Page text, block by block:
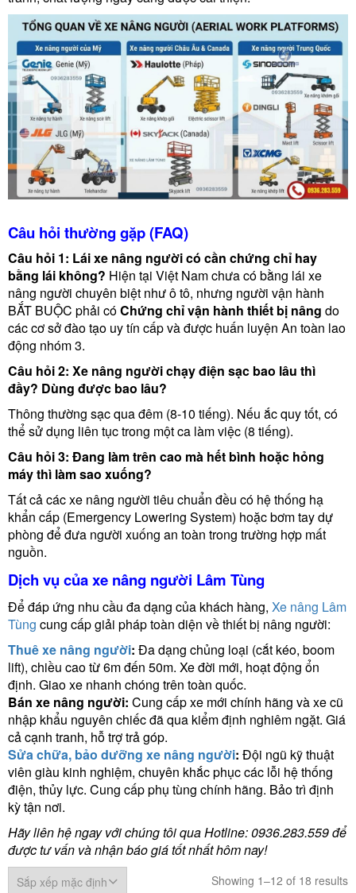
Câu hỏi thường gặp (FAQ)
Câu hỏi 1: Lái xe nâng người có cần chứng chỉ hay
bằng lái không? Hiện tại Việt Nam chưa có bằng lái xe
nâng người chuyên biệt như ô tô, nhưng người vận hành
BẮT BUỘC phải cóChứng chỉ vận hành thiết bị nâng do
các cơ sở đào tạo uy tín cấp và được huấn luyện An toàn lao
động nhóm 3.
Câu hỏi 2: Xe nâng người chạy điện sạc bao lâu thì
đầy? Dùng được bao lâu?
Thông thường sạc qua đêm (8-10 tiếng). Nếu ắc quy tốt, có
thể sử dụng liên tục trong một ca làm việc (8 tiếng).
Câu hỏi 3: Đang làm trên cao mà hết bình hoặc hỏng
máy thì làm sao xuống?
Tất cả các xe nâng người tiêu chuẩn đều có hệ thống hạ
khẩn cấp (Emergency Lowering System) hoặc bơm tay dự
phòng để đưa người xuống an toàn trong trường hợp mất
nguồn.
Dịch vụ của xe nâng người Lâm Tùng
Để đáp ứng nhu cầu đa dạng của khách hàng, Xe nâng Lâm
Tùng cung cấp giải pháp toàn diện về thiết bị nâng người:
Thuê xe nâng người: Đa dạng chủng loại (cắt kéo, boom
lift), chiều cao từ 6m đến 50m. Xe đời mới, hoạt động ổn
định. Giao xe nhanh chóng trên toàn quốc.
Bán xe nâng người: Cung cấp xe mới chính hãng và xe cũ
nhập khẩu nguyên chiếc đã qua kiểm định nghiêm ngặt. Giá
cả cạnh tranh, hỗ trợ trả góp.
Sửa chữa, bảo dưỡng xe nâng người: Đội ngũ kỹ thuật
viên giàu kinh nghiệm, chuyên khắc phục các lỗi hệ thống
điện, thủy lực. Cung cấp phụ tùng chính hãng. Bảo trì định
kỳ tận nơi.
Hãy liên hệ ngay với chúng tôi qua Hotline: 0936.283.559 để
được tư vấn và nhận báo giá tốt nhất hôm nay!
Showing 1–12 of 18 results